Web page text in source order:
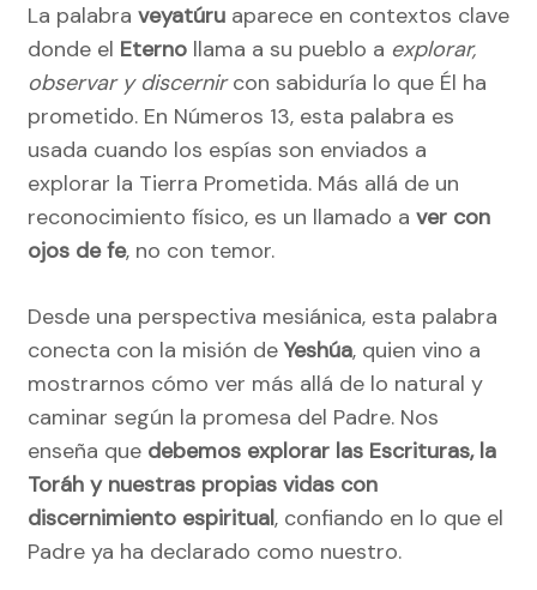
La palabra veyatúru aparece en contextos clave
donde el Eterno llama a su pueblo a explorar,
observar y discernircon sabiduría lo que Él ha
prometido. En Números 13, esta palabra es
usada cuando los espías son enviados a
explorar la Tierra Prometida. Más allá de un
reconocimiento físico, es un llamado a ver con
ojos de fe, no con temor.
Desde una perspectiva mesiánica, esta palabra
conecta con la misión de Yeshúa, quien vino a
mostrarnos cómo ver más allá de lo natural y
caminar según la promesa del Padre. Nos
enseña que debemos explorar las Escrituras, la
Toráh y nuestras propias vidas con
discernimiento espiritual, confiando en lo que el
Padre ya ha declarado como nuestro.